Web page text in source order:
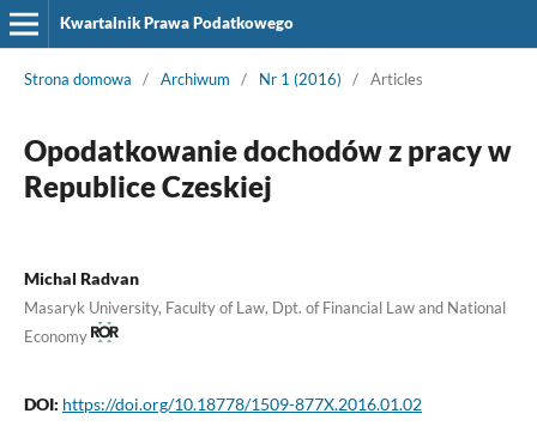
Kwartalnik Prawa Podatkowego
Strona domowa / Archiwum / Nr 1 (2016) / Articles
Opodatkowanie dochodów z pracy w
Republice Czeskiej
Michal Radvan
Masaryk University, Faculty of Law, Dpt. of Financial Law and National
Economy
DOI: https://doi.org/10.18778/1509-877X.2016.01.02